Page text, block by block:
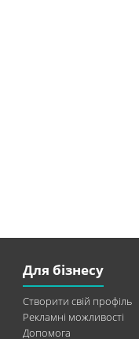
Для бізнесу
Створити свій профіль
Рекламні можливості
Допомога